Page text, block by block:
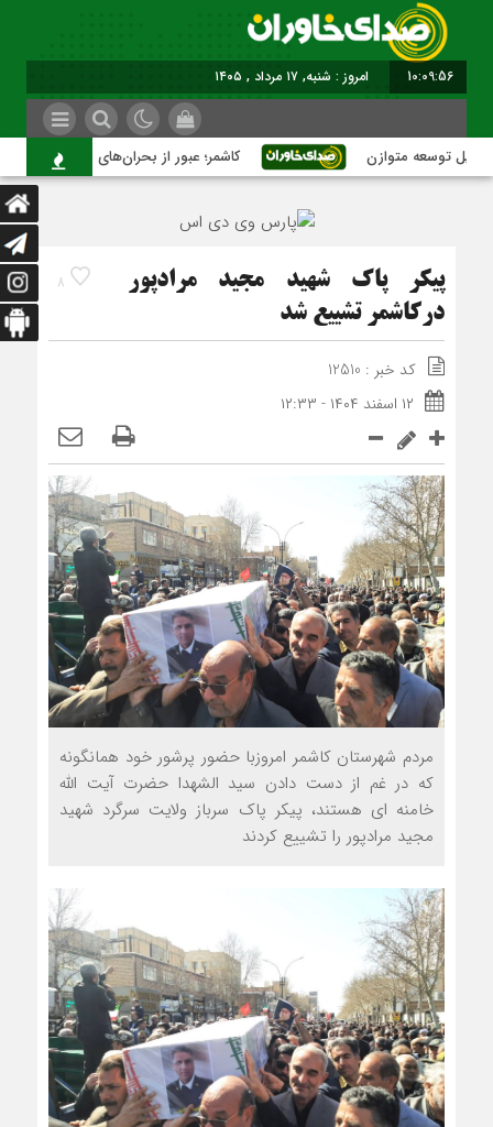
10:09:57 امروز : شنبه, ۱۷ مرداد , ۱۴۰۵
توسعه متوازن کاشمر؛ عبور از بحران‌های شهری با نقشه راه
8
پیکر پاک شهید مجید مرادپور
درکاشمر تشییع شد
کد خبر : 12510
۱۲ اسفند ۱۴۰۴ - ۱۲:۳۳
مردم شهرستان کاشمر امروزبا حضور پرشور خود همانگونه
که در غم از دست دادن سید الشهدا حضرت آیت الله
خامنه ای هستند، پیکر پاک سرباز ولایت سرگرد شهید
مجید مرادپور را تشییع کردند